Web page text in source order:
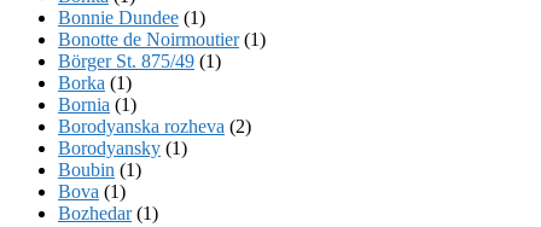
Bonnie Dundee (1)
Bonotte de Noirmoutier(1)
Börger St. 875/49 (1)
Borka (1)
Bornia (1)
Borodyanska rozheva (2)
Borodyansky (1)
Boubin (1)
Bova (1)
Bozhedar(1)